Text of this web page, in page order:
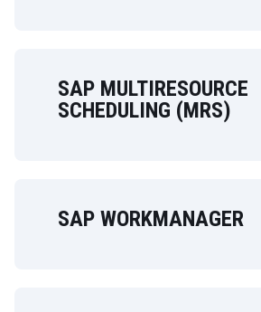
SAP MULTIRESOURCE
SCHEDULING (MRS)
SAP WORKMANAGER